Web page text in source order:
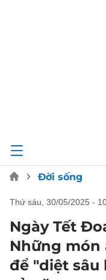
Đời sống
thứ sáu, 30/05/2025 -
Ngày Tết
Những
để "diệt sâu